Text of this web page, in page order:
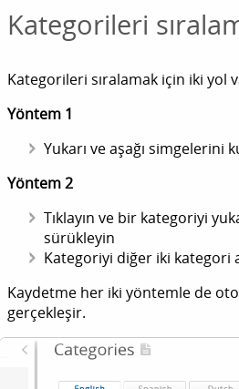
Kategorileri
Kategorileri sıralamak için iki yol
Yöntem 1
Yukarı ve aşağı simgelerini
Yöntem 2
Tıklayın ve bir kategoriyi
sürükleyin
Kategoriyi diğer iki kategori
Kaydetme her iki yöntemle de
gerçekleşir.